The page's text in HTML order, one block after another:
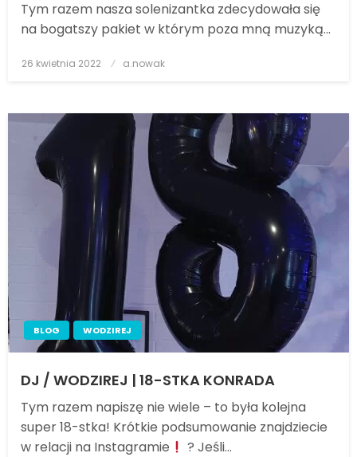
Tym razem nasza solenizantka zdecydowała się
na bogatszy pakiet w którym poza mną muzyką…
Posted
26 kwietnia 2022 a.nowak
BLOG WODZIREJ
DJ / WODZIREJ | 18-STKA KONRADA
Tym razem napiszę nie wiele – to była kolejna
super 18-stka! Krótkie podsumowanie znajdziecie
w relacji na Instagramie
? Jeśli…